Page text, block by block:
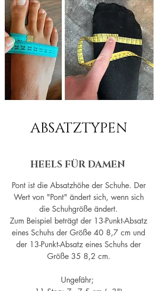
ABSATZTYPEN
HEELS FÜR DAMEN
Pont ist die Absatzhöhe der Schuhe. Der
Wert von "Pont" ändert sich, wenn sich
die Schuhgröße ändert.
Zum Beispiel beträgt der 13-Punkt-Absatz
eines Schuhs der Größe 40 8,7 cm und
der 13-Punkt-Absatz eines Schuhs der
Größe 35 8,2 cm.
Ungefähr;